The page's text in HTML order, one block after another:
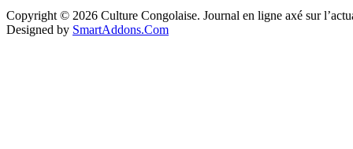
Copyright © 2026 Culture Congolaise. Journal en ligne axé sur
Designed by SmartAddons.Com